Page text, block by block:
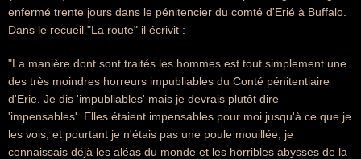
enfermé trente jours dans le pénitencier du comté d'Erié à Buffalo.
Dans le recueil "La route" il écrivit :
"La manière dont sont traités les hommes est tout simplement une
des très moindres horreurs impubliables du Conté pénitentiaire
d'Erie. Je dis 'impubliables' mais je devrais plutôt dire
'impensables'. Elles étaient impensables pour moi jusqu'à ce que je
les vois, et pourtant je n'étais pas une poule mouillée; je
connaissais déjà les aléas du monde et les horribles abysses de la